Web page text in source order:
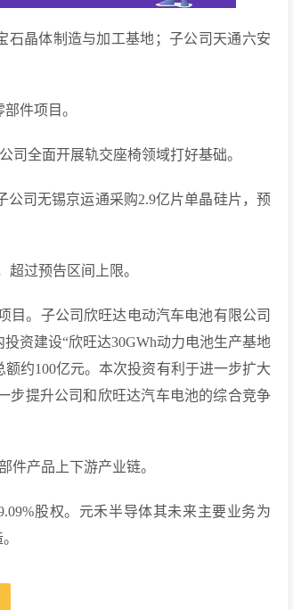
石晶体制造与加工基地；子公司天通六安
件项目。
司全面开展轨交座椅领域打好基础。
公司无锡京运通采购2.9亿片单晶硅片，预
超过预告区间上限。
目。子公司欣旺达电动汽车电池有限公司
资建设“欣旺达30GWh动力电池生产基地
约100亿元。本次投资有利于进一步扩大
步提升公司和欣旺达汽车电池的综合竞争
件产品上下游产业链。
股权。元禾半导体其未来主要业务为